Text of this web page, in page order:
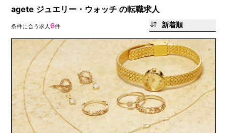
agete ジュエリー・ウォッチ の転職求人
条件に合う求人6件 新着順